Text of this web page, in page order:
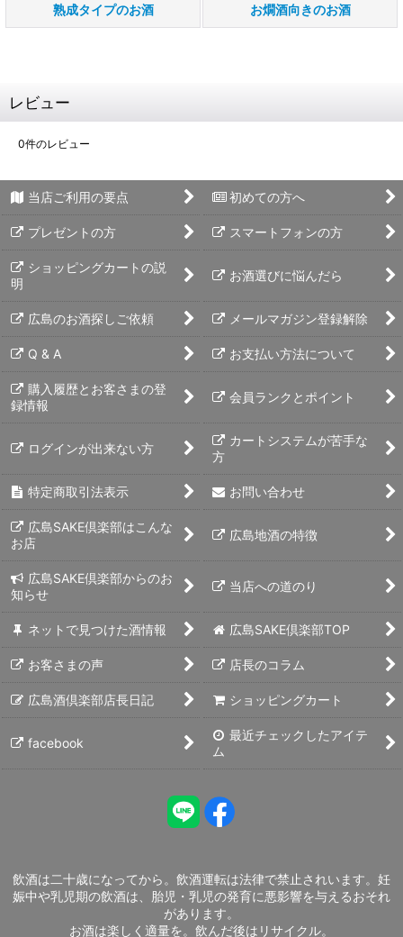
熟成タイプのお酒 お燗酒向きのお酒
レビュー
0件のレビュー
当店ご利用の要点 初めての方へ
プレゼントの方 スマートフォンの方
ショッピングカートの説
明
お酒選びに悩んだら
広島のお酒探しご依頼 メールマガジン登録解除
Q & A お支払い方法について
購入履歴とお客さまの登
録情報
会員ランクとポイント
ログインが出来ない方
カートシステムが苦手な
方
特定商取引法表示 お問い合わせ
広島SAKE倶楽部はこんな
お店
広島地酒の特徴
広島SAKE倶楽部からのお
知らせ
当店への道のり
ネットで見つけた酒情報 広島SAKE倶楽部TOP
お客さまの声 店長のコラム
広島酒倶楽部店長日記 ショッピングカート
facebook
最近チェックしたアイテ
ム
飲酒は二十歳になってから。飲酒運転は法律で禁止されいます。妊
娠中や乳児期の飲酒は、胎児・乳児の発育に悪影響を与えるおそれ
があります。
お酒は楽しく適量を。飲んだ後はリサイクル。